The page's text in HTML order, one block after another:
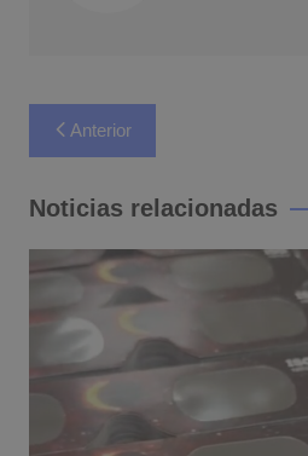
Navegación
de
entradas
Anterior
Noticias relacionadas